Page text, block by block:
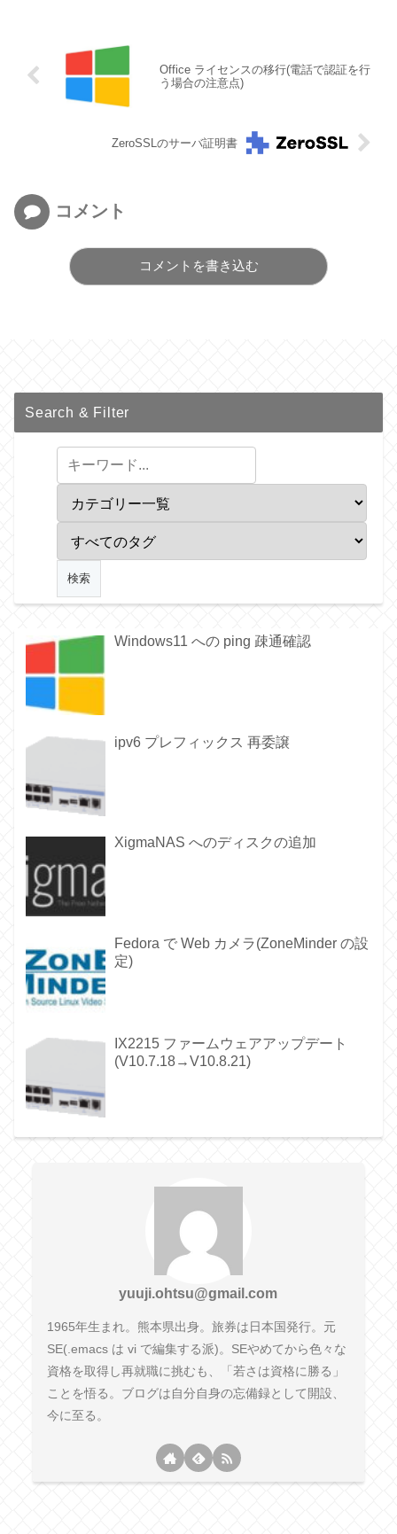
Office ライセンスの移行(電話で認証を行
う場合の注意点)
ZeroSSLのサーバ証明書
コメント
コメントを書き込む
Search & Filter
Windows11 への ping 疎通確認
ipv6 プレフィックス 再委譲
XigmaNAS へのディスクの追加
Fedora で Web カメラ(ZoneMinder の設
定)
IX2215 ファームウェアアップデート
(V10.7.18→V10.8.21)
yuuji.ohtsu@gmail.com
1965年生まれ。熊本県出身。旅券は日本国発行。元
SE(.emacs は vi で編集する派)。SEやめてから色々な
資格を取得し再就職に挑むも、「若さは資格に勝る」
ことを悟る。ブログは自分自身の忘備録として開設、
今に至る。